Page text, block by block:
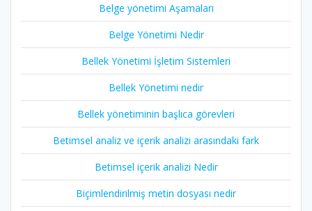
Belge yönetimi Aşamaları
Belge Yönetimi Nedir
Bellek Yönetimi İşletim Sistemleri
Bellek Yönetimi nedir
Bellek yönetiminin başlıca görevleri
Betimsel analiz ve içerik analizi arasındaki fark
Betimsel içerik analizi Nedir
Biçimlendirilmiş metin dosyası nedir